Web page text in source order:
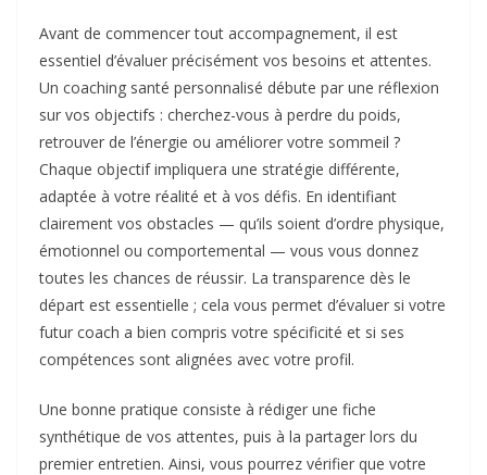
Avant de commencer tout accompagnement, il est
essentiel d’évaluer précisément vos besoins et attentes.
Un coaching santé personnalisé débute par une réflexion
sur vos objectifs : cherchez-vous à perdre du poids,
retrouver de l’énergie ou améliorer votre sommeil ?
Chaque objectif impliquera une stratégie différente,
adaptée à votre réalité et à vos défis. En identifiant
clairement vos obstacles — qu’ils soient d’ordre physique,
émotionnel ou comportemental — vous vous donnez
toutes les chances de réussir. La transparence dès le
départ est essentielle ; cela vous permet d’évaluer si votre
futur coach a bien compris votre spécificité et si ses
compétences sont alignées avec votre profil.
Une bonne pratique consiste à rédiger une fiche
synthétique de vos attentes, puis à la partager lors du
premier entretien. Ainsi, vous pourrez vérifier que votre